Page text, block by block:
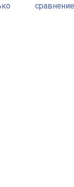
сравнение